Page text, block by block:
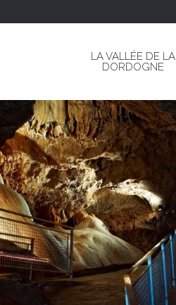
LA VALLÉE DE LA
DORDOGNE